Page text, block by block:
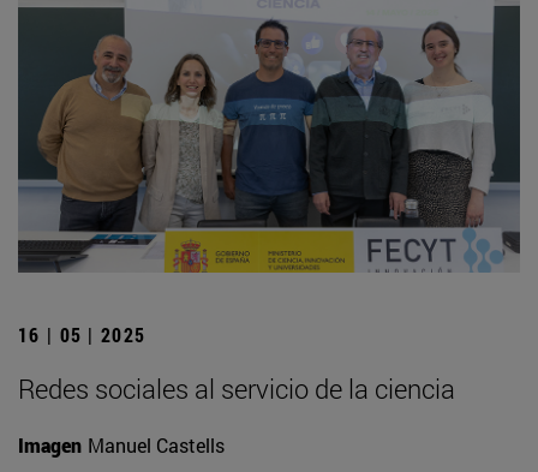
16 | 05 | 2025
Redes sociales al servicio de la ciencia
Imagen Manuel Castells